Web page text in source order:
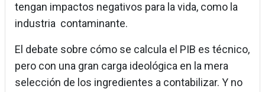
tengan impactos negativos para la vida, como la
industria contaminante.
El debate sobre cómo se calcula el PIB es técnico,
pero con una gran carga ideológica en la mera
selección de los ingredientes a contabilizar. Y no